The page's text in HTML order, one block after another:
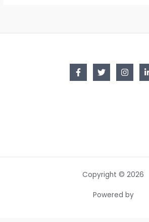
Copyright © 2026
Powered by